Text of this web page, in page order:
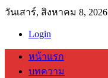
วันเสาร์, สิงหาคม 8, 2026
Login
หน้าแรก
บทความ